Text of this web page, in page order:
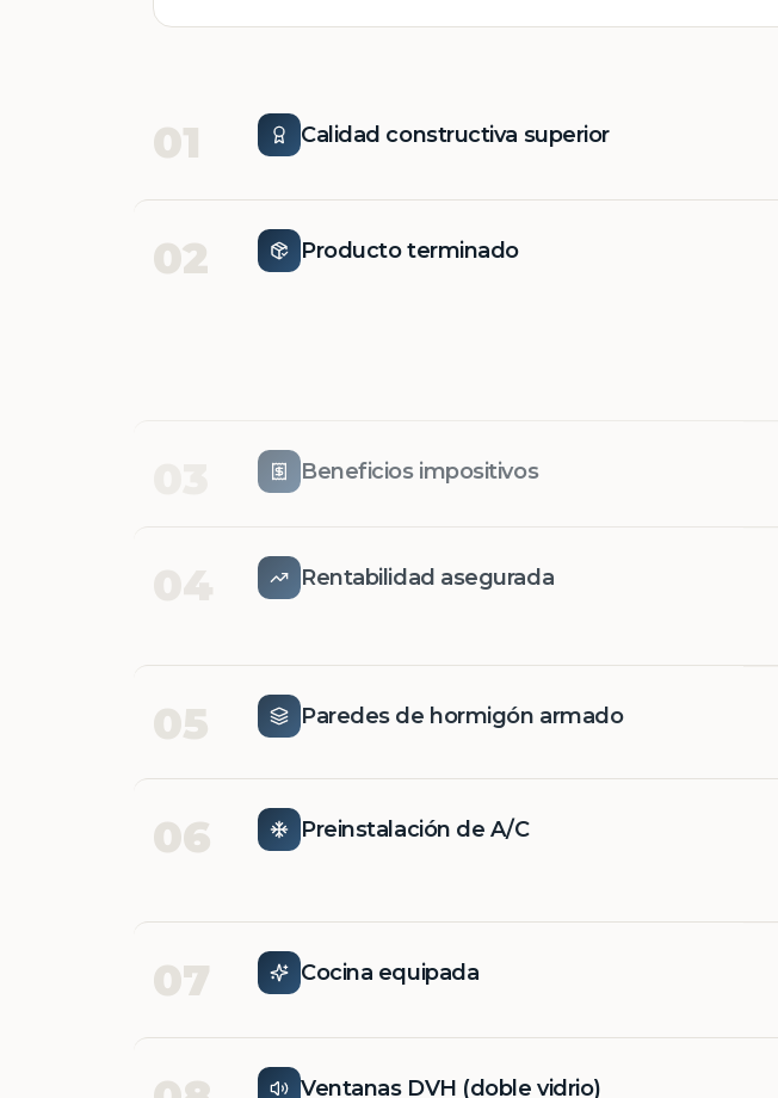
01 Calidad constructiva superior
02 Producto terminado
04 Rentabilidad asegurada
05 Paredes de hormigón armado
06 Preinstalación de A/C
07 Cocina equipada
Ventanas DVH (doble vidrio)